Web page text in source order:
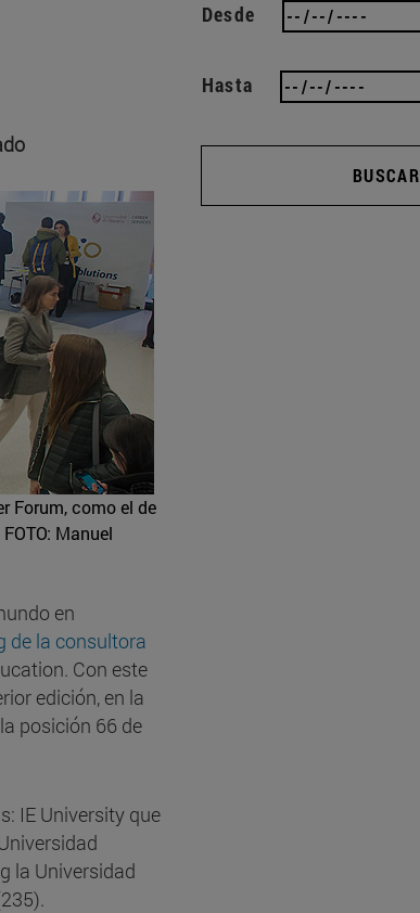
Forum, como el de
FOTO: Manuel
en
de la consultora
Con este
edición, en la
posición 66 de
IE University que
la Universidad
Desde
Hasta
BUSCAR